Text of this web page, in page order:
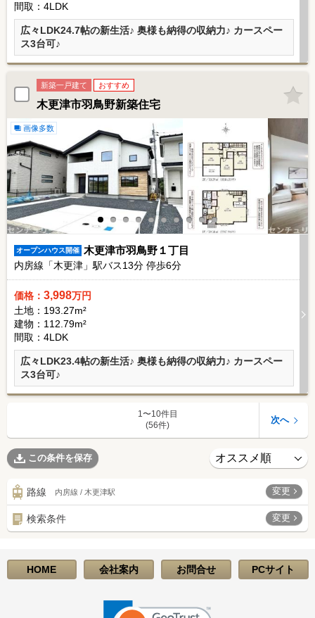
間取：4LDK
広々LDK24.7帖の新生活♪ 奥様も納得の収納力♪ カースペー
ス3台可♪
新築一戸建て おすすめ
木更津市羽鳥野新築住宅
画像多数
オープンハウス開催 木更津市羽鳥野１丁目
内房線「木更津」駅バス13分 停歩6分
価格： 3,998万円
土地：193.27m²
建物：112.79m²
間取：4LDK
広々LDK23.4帖の新生活♪ 奥様も納得の収納力♪ カースペー
ス3台可♪
1〜10件目
(56件)
次へ
この条件を保存
路線 内房線 / 木更津駅 変更
検索条件 変更
HOME 会社案内 お問合せ PCサイト